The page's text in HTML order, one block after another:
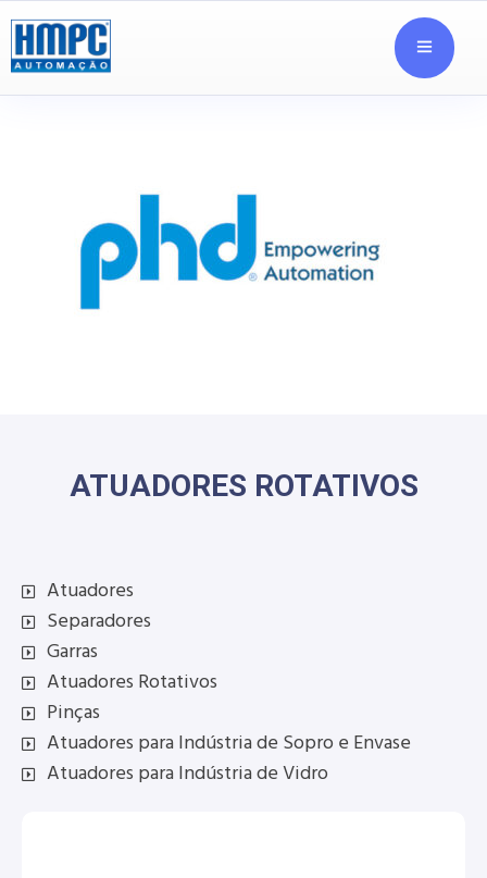
ATUADORES ROTATIVOS
Atuadores
Separadores
Garras
Atuadores Rotativos
Pinças
Atuadores para Indústria de Sopro e Envase
Atuadores para Indústria de Vidro